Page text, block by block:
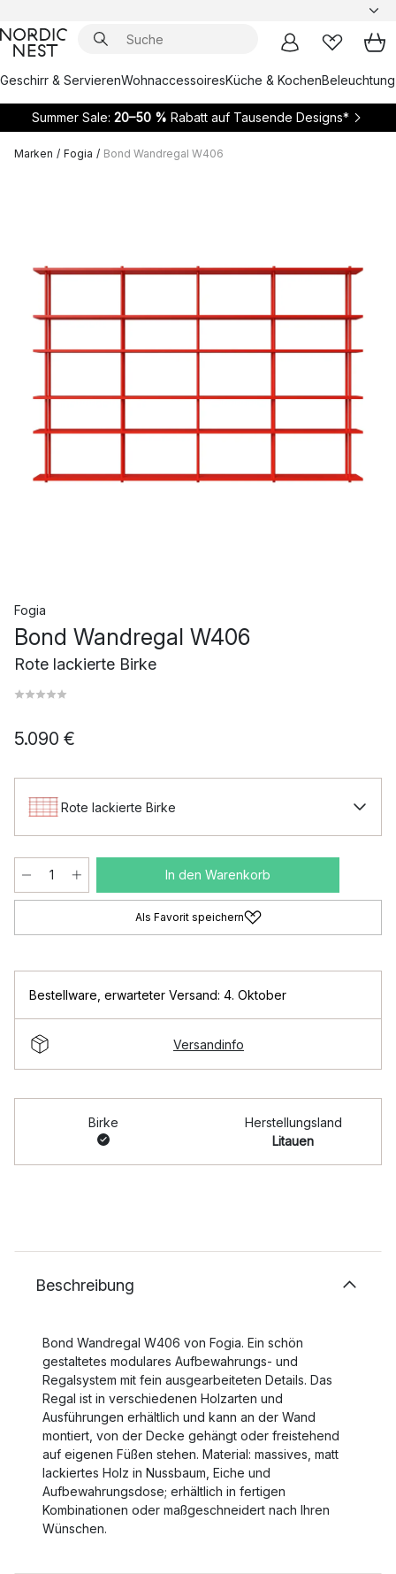
Geschirr & ServierenWohnaccessoiresKüche & KochenBeleuchtung
Summer Sale: 20–50 % Rabatt auf Tausende Designs*
Marken / Fogia / Bond Wandregal W406
Fogia
Bond Wandregal W406
Rote lackierte Birke
5.090 €
Rote lackierte Birke
In den Warenkorb
Als Favorit speichern
Bestellware erwarteter Versand: 4. Oktober
Versandinfo
Birke
Herstellungsland
Litauen
Beschreibung
Bond Wandregal W406 von Fogia. Ein schön
gestaltetes modulares Aufbewahrungs- und
Regalsystem mit fein ausgearbeiteten Details. Das
Regal ist in verschiedenen Holzarten und
Ausführungen erhältlich und kann an der Wand
montiert, von der Decke gehängt oder freistehend
auf eigenen Füßen stehen. Material: massives, matt
lackiertes Holz in Nussbaum, Eiche und
Aufbewahrungsdose; erhältlich in fertigen
Kombinationen oder maßgeschneidert nach Ihren
Wünschen.